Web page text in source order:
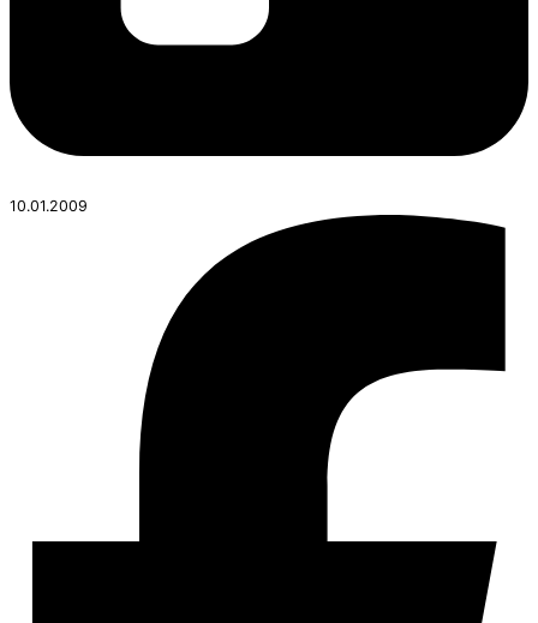
10.01.2009